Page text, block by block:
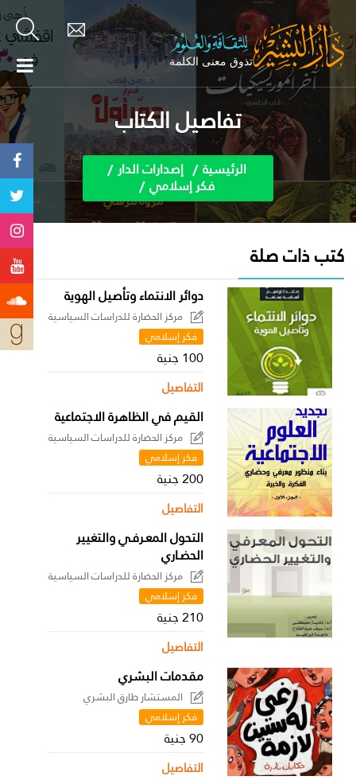
تفاصيل الكتاب
الرئيسية إصدارات الدار
فكر إسلامي
كتب ذات صلة
دوائر الانتماء وتأصيل الهوية
مركز الحضارة للدراسات السياسية
فكر إسلامي
100 جنية
التفاصيل
القيم في الظاهرة الاجتماعية
مركز الحضارة للدراسات السياسية
فكر إسلامي
200 جنية
التفاصيل
التحول المعـرفـي والتغيير
الحضـاري
مركز الحضارة للدراسات السياسية
فكر إسلامي
210 جنية
التفاصيل
مقدمات البشري
المستشار طارق البشري
فكر إسلامي
90 جنية
التفاصيل